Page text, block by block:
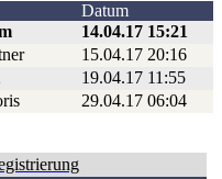
Datum
14.04.17 15:21
15.04.17 20:16
19.04.17 11:55
29.04.17 06:04